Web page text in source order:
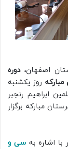
اصفهان،دوره
روز یکشنبه
ابراهیم رنجبر
مبارکه برگزار
اشاره به سی و